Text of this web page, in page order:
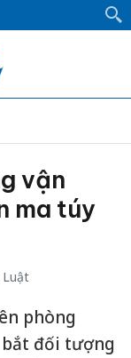
vận
ma túy
Luật
phòng
bắt đối tượng